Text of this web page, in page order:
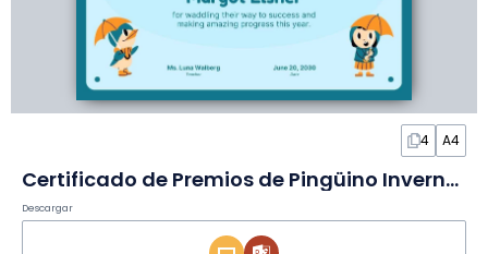
4 A4
Certificado de Premios de Pingüino Invernal Tierno en Diapositivas
Descargar